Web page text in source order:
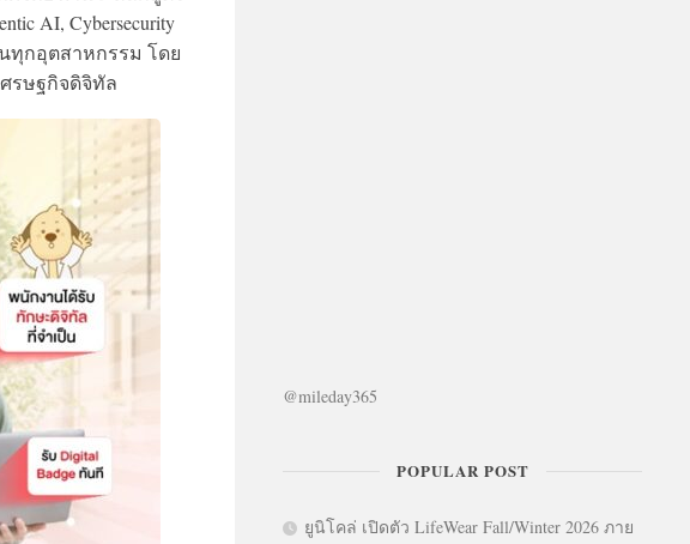
AI, Cybersecurity
นทุกอุตสาหกรรม โดย
รษฐกิจดิจิทัล
@mileday365
POPULAR POST
ยูนิโคล่ เปิดตัว LifeWear Fall/Winter 2026 ภาย